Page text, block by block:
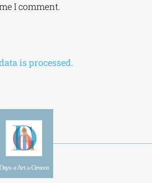
I comment.
is processed.